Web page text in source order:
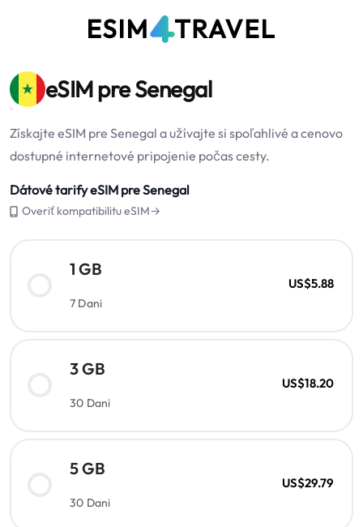
eSIM pre Senegal
Získajte eSIM pre Senegal a užívajte si spoľahlivé a cenovo
dostupné internetové pripojenie počas cesty.
Dátové tarify eSIM pre Senegal
Overiť kompatibilitu eSIM→
1 GB
7 Dani
US$5.88
3 GB
30 Dani
US$18.20
5 GB
30 Dani
US$29.79